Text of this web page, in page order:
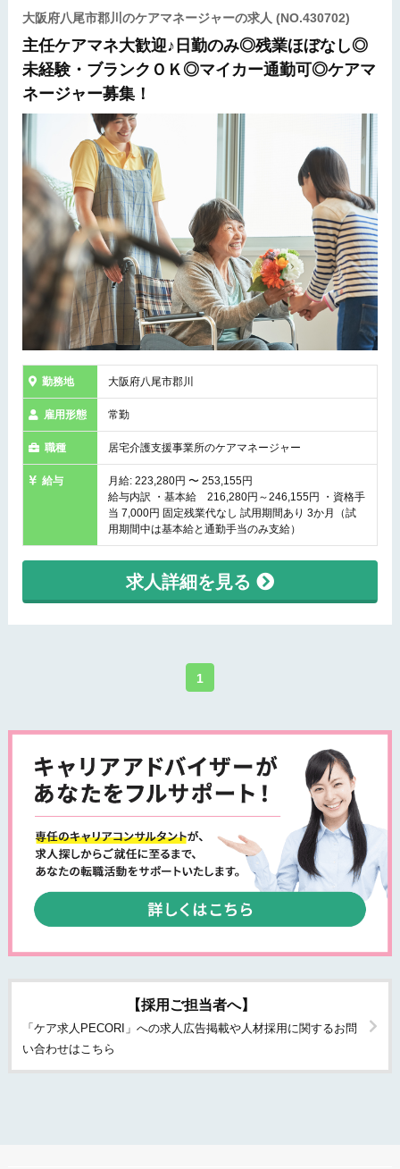
大阪府八尾市郡川のケアマネージャーの求人 (NO.430702)
主任ケアマネ大歓迎♪日勤のみ◎残業ほぼなし◎
未経験・ブランクＯＫ◎マイカー通勤可◎ケアマ
ネージャー募集！
勤務地 大阪府八尾市郡川
雇用形態 常勤
職種 居宅介護支援事業所のケアマネージャー
給与
月給: 223,280円 〜 253,155円
給与内訳 ・基本給 216,280円～246,155円 ・資格手
当 7,000円 固定残業代なし 試用期間あり 3か月（試
用期間中は基本給と通勤手当のみ支給）
求人詳細を見る
1
【採用ご担当者へ】
「ケア求人PECORI」への求人広告掲載や人材採用に関するお問
い合わせはこちら